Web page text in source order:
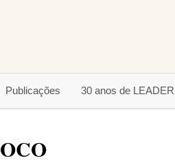
Publicações 30 anos de LEADER